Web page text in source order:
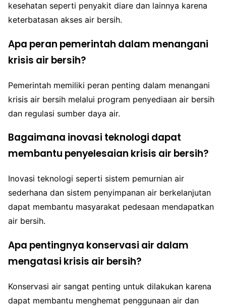
kesehatan seperti penyakit diare dan lainnya karena
keterbatasan akses air bersih.
Apa peran pemerintah dalam menangani
krisis air bersih?
Pemerintah memiliki peran penting dalam menangani
krisis air bersih melalui program penyediaan air bersih
dan regulasi sumber daya air.
Bagaimana inovasi teknologi dapat
membantu penyelesaian krisis air bersih?
Inovasi teknologi seperti sistem pemurnian air
sederhana dan sistem penyimpanan air berkelanjutan
dapat membantu masyarakat pedesaan mendapatkan
air bersih.
Apa pentingnya konservasi air dalam
mengatasi krisis air bersih?
Konservasi air sangat penting untuk dilakukan karena
dapat membantu menghemat penggunaan air dan